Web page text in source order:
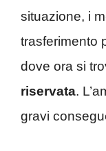
situazione, i
trasferimento
dove ora si
riservata.
gravi